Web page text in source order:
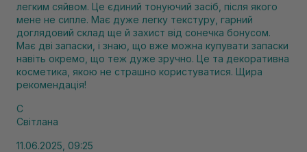
легким сяйвом. Це єдиний тонуючий засіб, після якого
мене не сипле. Має дуже легку текстуру, гарний
доглядовий склад ще й захист від сонечка бонусом.
Має дві запаски, і знаю, що вже можна купувати запаски
навіть окремо, що теж дуже зручно. Це та декоративна
косметика, якою не страшно користуватися. Щира
рекомендація!
С
Світлана
11.06.2025, 09:25